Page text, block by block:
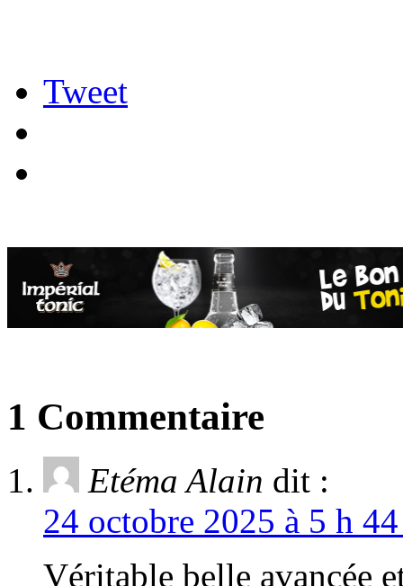
Tweet
1 Commentaire
Etéma Alain dit :
24 octobre 2025 à 5 h
Véritable belle avancée